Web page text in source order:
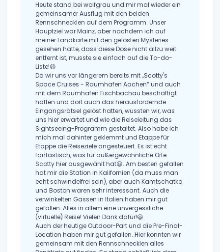
Heute stand bei wolfgrau und mir mal wieder ein
gemeinsamer Ausflug mit den beiden
Rennschnecklen auf dem Programm. Unser
Hauptziel war Mainz, aber nachdem ich auf
meiner Landkarte mit den gelösten Mysteries
gesehen hatte, dass diese Dose nicht allzu weit
entfernt ist, musste sie einfach auf die To-do-
Liste!😃
Da wir uns vor längerem bereits mit „Scotty's
Space Cruises - Raumhafen Aachen“ und auch
mit dem Raumhafen Fischbachau beschäftigt
hatten und dort auch das herausfordernde
Eingangsrätsel gelöst hatten, wussten wir, was
uns hier erwartet und wie die Reiseleitung das
Sightseeing-Programm gestaltet. Also habe ich
mich mal dahinter geklemmt und Etappe für
Etappe die Reiseziele angesteuert. Es ist echt
fantastisch, was für außergewöhnliche Orte
Scotty hier ausgewählt hat😃. Am besten gefallen
hat mir die Station in Kalifornien (da muss man
echt schwindelfrei sein), aber auch Kamtschatka
und Boston waren sehr interessant. Auch die
verwinkelten Gassen in Italien haben mir gut
gefallen. Alles in allem eine unvergessliche
(virtuelle) Reise! Vielen Dank dafür!😃
Auch der heutige Outdoor-Part und die Pre-Final-
Location haben mir gut gefallen. Hier konnten wir
gemeinsam mit den Rennschnecklen alles